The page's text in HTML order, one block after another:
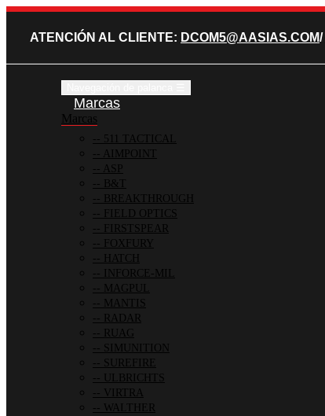
ATENCIÓN AL CLIENTE: DCOM5@AASIAS.COM/
Marcas
Marcas
511 TACTICAL
AIMPOINT
ASP
B&T
BREAKTHROUGH
FIELD OPTICS
FIRSTSPEAR
FOXFURY
HATCH
INFORCE-MIL
MAGPUL
MANTIS
RADAR
RUAG
SIMUNITION
SUREFIRE
ULBRICHTS
VIRTRA
WALTHER